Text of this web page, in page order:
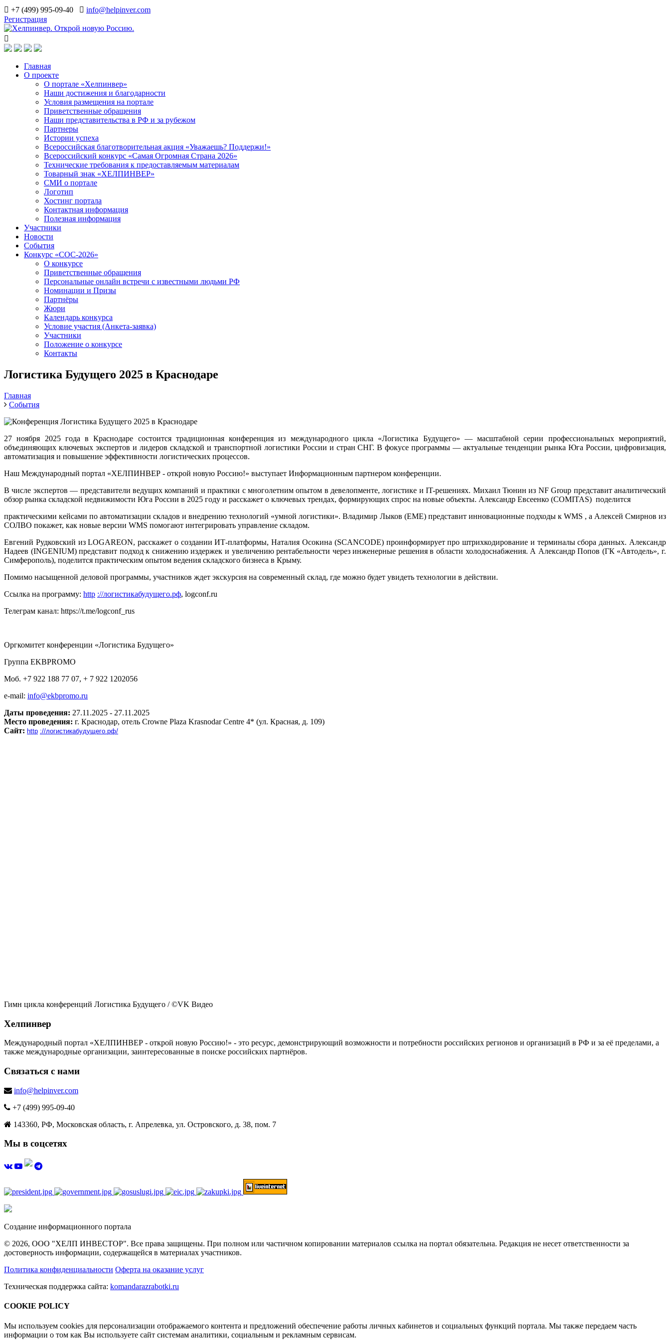
+7 (499) 995-09-40
info@helpinver.com
Регистрация
Главная
О проекте
О портале «Хелпинвер»
Наши достижения и благодарности
Условия размещения на портале
Приветственные обращения
Наши представительства в РФ и за рубежом
Партнеры
Истории успеха
Всероссийская благотворительная акция «Уважаешь? Поддержи!»
Всероссийский конкурс «Самая Огромная Страна 2026»
Технические требования к предоставляемым материалам
Товарный знак «ХЕЛПИНВЕР»
СМИ о портале
Логотип
Хостинг портала
Контактная информация
Полезная информация
Участники
Новости
События
Конкурс «СОС-2026»
О конкурсе
Приветственные обращения
Персональные онлайн встречи с известными людьми РФ
Номинации и Призы
Партнёры
Жюри
Календарь конкурса
Условие участия (Анкета-заявка)
Участники
Положение о конкурсе
Контакты
Логистика Будущего 2025 в Краснодаре
Главная
События
27 ноября 2025 года в Краснодаре состоится традиционная конференция из международного цикла «Логистика Будущего» — масштабной серии профессиональных мероприятий,
объединяющих ключевых экспертов и лидеров складской и транспортной логистики России и стран СНГ. В фокусе программы — актуальные тенденции рынка Юга России, цифровизация,
автоматизация и повышение эффективности логистических процессов.
Наш Международный портал «ХЕЛПИНВЕР - открой новую Россию!» выступает Информационным партнером конференции.
В числе экспертов — представители ведущих компаний и практики с многолетним опытом в девелопменте, логистике и IT-решениях. Михаил Тюнин из NF Group представит аналитический
обзор рынка складской недвижимости Юга России в 2025 году и расскажет о ключевых трендах, формирующих спрос на новые объекты. Александр Евсеенко (COMITAS) поделится
практическими кейсами по автоматизации складов и внедрению технологий «умной логистики». Владимир Лыков (EME) представит инновационные подходы к WMS , а Алексей Смирнов из
СОЛВО покажет, как новые версии WMS помогают интегрировать управление складом.
Евгений Рудковский из LOGAREON, расскажет о создании ИТ-платформы, Наталия Осокина (SCANCODE) проинформирует про штрихкодирование и терминалы сбора данных. Александр
Надеев (INGENIUM) представит подход к снижению издержек и увеличению рентабельности через инженерные решения в области холодоснабжения. А Александр Попов (ГК «Автодель», г.
Симферополь), поделится практическим опытом ведения складского бизнеса в Крыму.
Помимо насыщенной деловой программы, участников ждет экскурсия на современный склад, где можно будет увидеть технологии в действии.
Ссылка на программу: http ://логистикабудущего.рф, logconf.ru
Телеграм канал: https://t.me/logconf_ rus
Оргкомитет конференции «Логистика Будущего»
Группа EKBPROMO
Моб. +7 922 188 77 07, + 7 922 1202056
e-mail: info@ekbpromo.ru
Даты проведения: 27.11.2025 - 27.11.2025
Место проведения: г. Краснодар, отель Crowne Plaza Krasnodar Centre 4* (ул. Красная, д. 109)
Сайт: http ://логистикабудущего.рф/
Гимн цикла конференций Логистика Будущего / ©VK Видео
Хелпинвер
Международный портал «ХЕЛПИНВЕР - открой новую Россию!» - это ресурс, демонстрирующий возможности и потребности российских регионов и организаций в РФ и за её пределами, а
также международные организации, заинтересованные в поиске российских партнёров.
Связаться с нами
info@helpinver.com
+7 (499) 995-09-40
143360, РФ, Московская область, г. Апрелевка, ул. Островского, д. 38, пом. 7
Мы в соцсетях
Создание информационного портала
© 2026, ООО "ХЕЛП ИНВЕСТОР". Все права защищены. При полном или частичном копировании материалов ссылка на портал обязательна. Редакция не несет ответственности за
достоверность информации, содержащейся в материалах участников.
Политика конфиденциальности Оферта на оказание услуг
Техническая поддержка сайта: komandarazrabotki.ru
COOKIE POLICY
Мы используем cookies для персонализации отображаемого контента и предложений обеспечение работы личных кабинетов и социальных функций портала. Мы также передаем часть
информации о том как Вы используете сайт системам аналитики, социальным и рекламным сервисам.